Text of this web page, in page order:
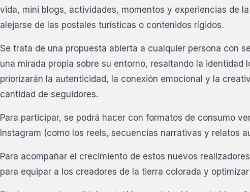
vida, mini blogs, actividades, momentos y experiencias de
alejarse de las postales turísticas o contenidos rígidos.
Se trata de una propuesta abierta a cualquier persona con
una mirada propia sobre su entorno, resaltando la
priorizarán la autenticidad, la conexión emocional y la
cantidad de seguidores.
Para participar, se podrá hacer con formatos de consumo
Instagram (como los reels, secuencias narrativas y relatos
Para acompañar el crecimiento de estos nuevos
para equipar a los creadores de la tierra colorada y